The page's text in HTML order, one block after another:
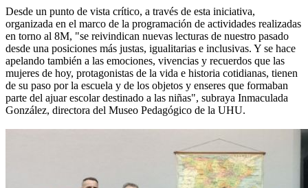
Desde un punto de vista crítico, a través de esta iniciativa,
organizada en el marco de la programación de actividades realizadas
en torno al 8M, "se reivindican nuevas lecturas de nuestro pasado
desde una posiciones más justas, igualitarias e inclusivas. Y se hace
apelando también a las emociones, vivencias y recuerdos que las
mujeres de hoy, protagonistas de la vida e historia cotidianas, tienen
de su paso por la escuela y de los objetos y enseres que formaban
parte del ajuar escolar destinado a las niñas", subraya Inmaculada
González, directora del Museo Pedagógico de la UHU.